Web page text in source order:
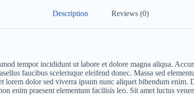
Description Reviews (0)
tempor incididunt ut labore et dolore magna aliqua.
faucibus scelerisque eleifend donec. Massa sed
dolor sed viverra ipsum nunc aliquet bibendum
enim praesent elementum facilisis leo. Sit amet luctus